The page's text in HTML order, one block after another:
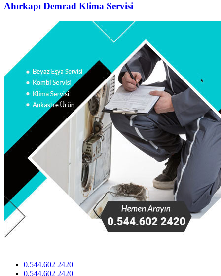
Ahırkapı Demrad Klima Servisi
0.544.602 2420
0.544.602 2420